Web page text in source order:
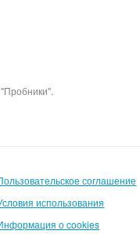
соглашение
использования
о cookies